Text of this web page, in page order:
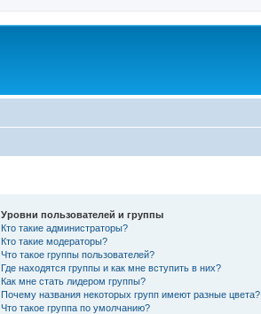
Уровни пользователей и группы
Кто такие администраторы?
Кто такие модераторы?
Что такое группы пользователей?
Где находятся группы и как мне вступить в них?
Как мне стать лидером группы?
Почему названия некоторых групп имеют разные цвета?
Что такое группа по умолчанию?